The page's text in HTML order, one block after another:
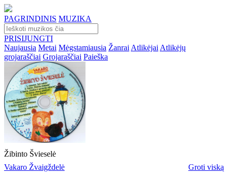
PAGRINDINIS MUZIKA
PRISIJUNGTI
Naujausia Metai Mėgstamiausia Žanrai Atlikėjai Atlikėjų
grojaraščiai Grojaraščiai Paieška
Žibinto Švieselė
Vakaro Žvaigždelė
Groti viską